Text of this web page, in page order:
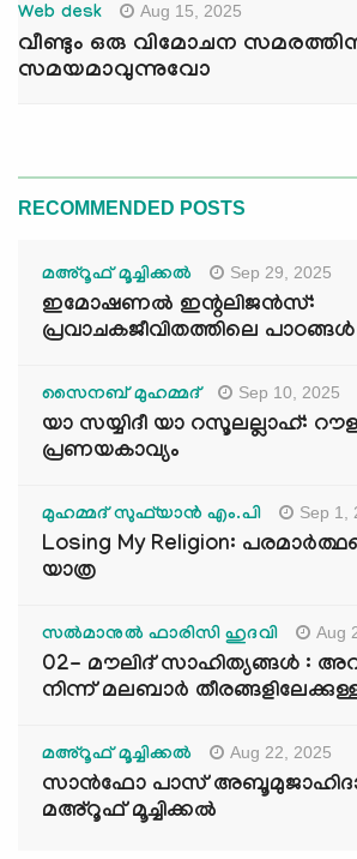
Web desk Aug 15, 2025
വീണ്ടും ഒരു വിമോചന
സമയമാവുന്നുവോ
RECOMMENDED POSTS
മഅ്റൂഫ് മൂച്ചിക്കല്‍ Sep 29, 2025
ഇമോഷണൽ ഇന്റലിജൻസ്:
പ്രവാചകജീവിതത്തിലെ പാഠങ്ങൾ
സൈനബ് മുഹമ്മദ് Sep 10, 2025
യാ സയ്യിദീ യാ റസൂലല്ലാഹ്:
പ്രണയകാവ്യം
മുഹമ്മദ് സുഫ്‌യാൻ എം.പി Sep 1,
Losing My Religion:
യാത്ര
സൽമാനുൽ ഫാരിസി ഹുദവി Aug
02- മൗലിദ് സാഹിത്യങ്ങൾ :
നിന്ന് മലബാർ
മഅ്റൂഫ് മൂച്ചിക്കല്‍ Aug 22, 2025
സാൻഫോ പാസ്
മഅ്റൂഫ് മൂച്ചിക്കല്‍